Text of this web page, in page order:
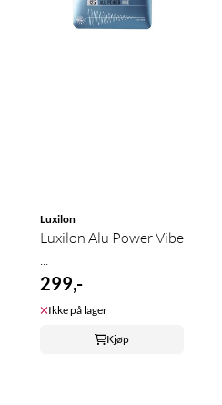
Luxilon
Luxilon Alu Power Vibe
299,-
Ikke på lager
Kjøp